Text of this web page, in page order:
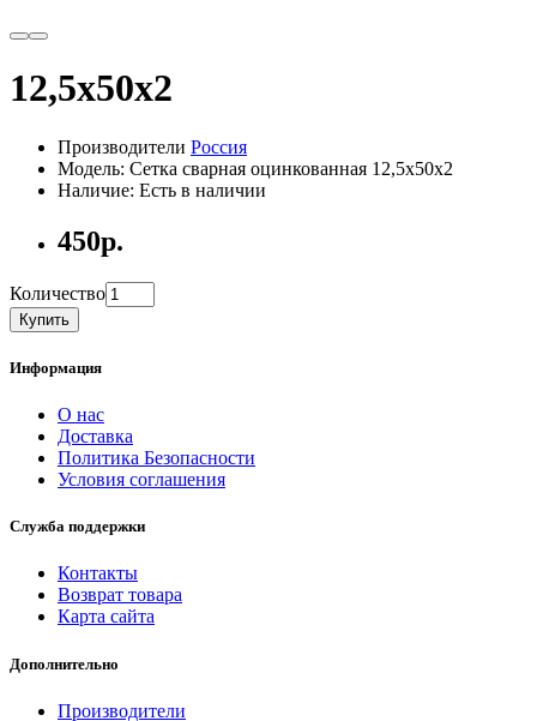
12,5x50x2
Производители Россия
Модель: Сетка сварная оцинкованная 12,5x50x2
Наличие: Есть в наличии
450р.
Количество
Купить
Информация
О нас
Доставка
Политика Безопасности
Условия соглашения
Служба поддержки
Контакты
Возврат товара
Карта сайта
Дополнительно
Производители